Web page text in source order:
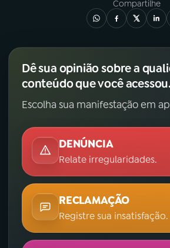
Compartilhe
Dê sua opinião sobre a
conteúdo que você acessou.
Escolha sua manifestação em
DENÚNCIA
Relate irregularidades.
RECLAMAÇÃO
Registre sua insatisfação.